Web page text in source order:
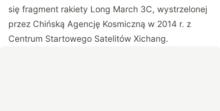
się fragment rakiety Long March 3C, wystrzelonej
przez Chińską Agencję Kosmiczną w 2014 r. z
Centrum Startowego Satelitów Xichang.